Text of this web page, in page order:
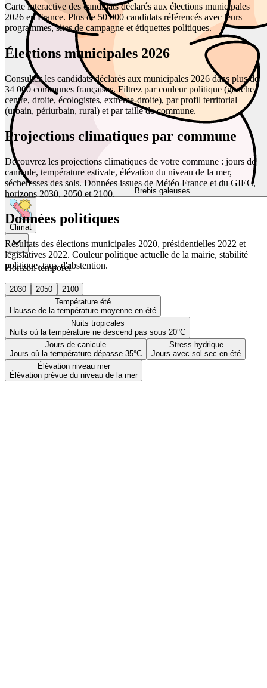
Brebis galeuses
Climat
Horizon temporel
2030 2050
2100
Température été
Hausse de la température moyenne en été
Nuits tropicales
Nuits où la température ne descend pas sous 20°C
Jours de canicule
Jours où la température dépasse 35°C
Stress hydrique
Jours avec sol sec en été
Élévation niveau mer
Élévation prévue du niveau de la mer
Carte interactive des candidats déclarés aux élections municipales
2026 en France. Plus de 50 000 candidats référencés avec leurs
programmes, sites de campagne et étiquettes politiques.
Élections municipales 2026
Consultez les candidats déclarés aux municipales 2026 dans plus de
34 000 communes françaises. Filtrez par couleur politique (gauche,
centre, droite, écologistes, extrême-droite), par profil territorial
(urbain, périurbain, rural) et par taille de commune.
Projections climatiques par commune
Découvrez les projections climatiques de votre commune : jours de
canicule, température estivale, élévation du niveau de la mer,
sécheresses des sols. Données issues de Météo France et du GIEC,
horizons 2030, 2050 et 2100.
Données politiques
Résultats des élections municipales 2020, présidentielles 2022 et
législatives 2022. Couleur politique actuelle de la mairie, stabilité
politique, taux d'abstention.